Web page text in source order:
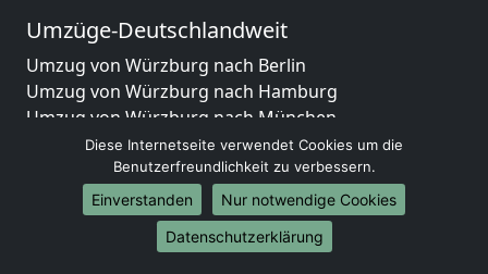
Umzüge-Deutschlandweit
Umzug von Würzburg nach Berlin
Umzug von Würzburg nach Hamburg
Umzug von Würzburg nach München
Umzug von Würzburg nach Köln
Umzug von Würzburg nach Frankfurt am Main
Umzug von Würzburg nach Stuttgart
Umzug von Würzburg nach Düsseldorf
Umzug von Würzburg nach Leipzig
Diese Internetseite verwendet Cookies um die
Benutzerfreundlichkeit zu verbessern.
Einverstanden
Nur notwendige Cookies
Datenschutzerklärung